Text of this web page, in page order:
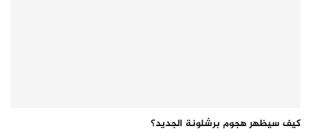
كيف سيظهر هجوم برشلونة الجديد؟